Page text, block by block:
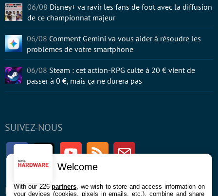
SUIVEZ-NOUS
FacebookTwitter Youtube RSS Newsletter
ENTREPRISE À PROPOS
06/08 Disney+ va ravir les fans de foot avec la diffusion
de ce championnat majeur
06/08 Comment Gemini va vous aider à résoudre les
problèmes de votre smartphone
06/08 Steam : cet action-RPG culte à 20 € vient de
passer à 0 €, mais ça ne durera pas
Welcome
With our 226partners , we wish to store and access information on
your devices (cookies, pixels in emails, etc.), combine and share